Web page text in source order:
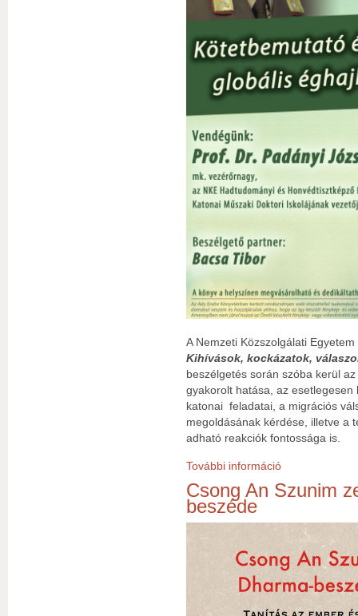
A Nemzeti Közszolgálati
Kihívások, kockázatok,
beszélgetés során szóba kerül
gyakorolt hatása, az
katonai feladatai, a migrációs
megoldásának kérdése, illetve a
adható reakciók fontossága is.
További információ
Csong An Szunim
beszéde